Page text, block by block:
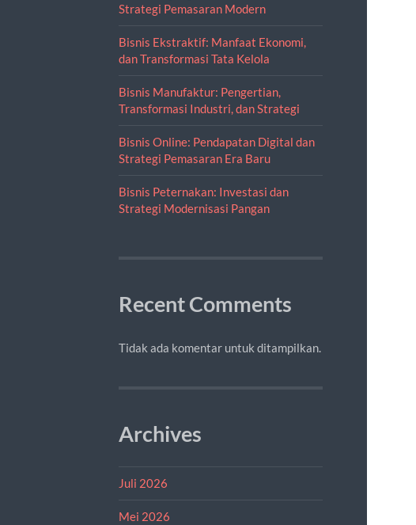
Strategi Pemasaran Modern
Bisnis Ekstraktif: Manfaat Ekonomi,
dan Transformasi Tata Kelola
Bisnis Manufaktur: Pengertian,
Transformasi Industri, dan Strategi
Bisnis Online: Pendapatan Digital dan
Strategi Pemasaran Era Baru
Bisnis Peternakan: Investasi dan
Strategi Modernisasi Pangan
Recent Comments
Tidak ada komentar untuk ditampilkan.
Archives
Juli 2026
Mei 2026